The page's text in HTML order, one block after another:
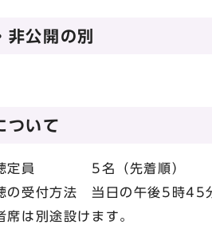
非公開の別
ついて
定員 5名（先着順）
受付方法 当日の午後5時45分
は別途設けます。